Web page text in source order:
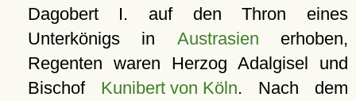
Dagobert I. auf den Thron eines
Unterkönigs in Austrasien erhoben,
Regenten waren Herzog Adalgisel und
Bischof Kunibert von Köln. Nach dem